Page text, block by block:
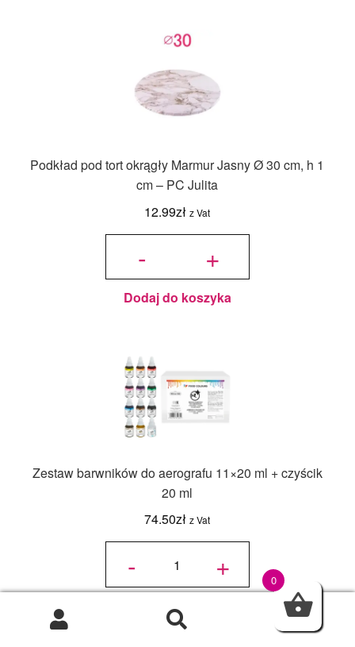
Podkład pod tort okrągły Marmur Jasny Ø 30 cm, h 1
cm – PC Julita
12.99zł z Vat
-
ilość
okrągły
Marmur
30 cm, h
1 cm -
Julita
+
Dodaj do koszyka
Zestaw barwników do aerografu 11×20 ml + czyścik
20 ml
74.50zł z Vat
-
ilość
do
aerografu
11x20 ml
+ czyścik
20 ml
+
Dodaj do koszyka
0